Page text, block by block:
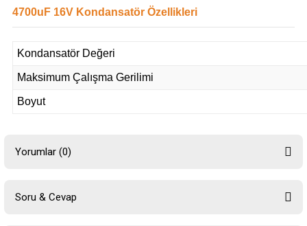
4700uF 16V Kondansatör Özellikleri
Kondansatör Değeri
Maksimum Çalışma Gerilimi
Boyut
Yorumlar (0)
Soru & Cevap